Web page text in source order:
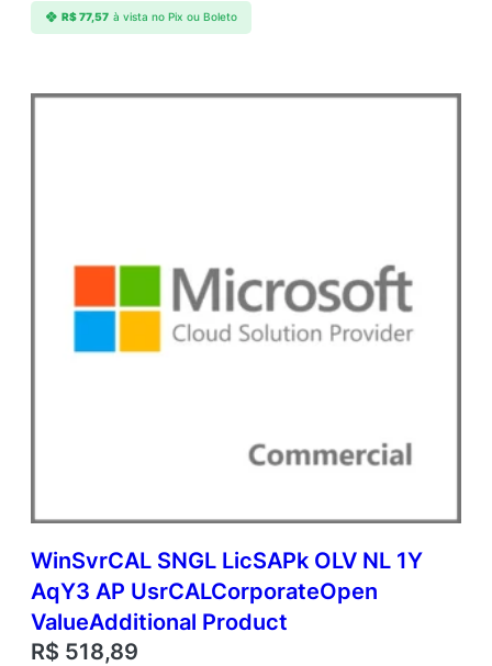
R$77,57 à vista no Pix ou Boleto
WinSvrCAL SNGL LicSAPk OLV NL 1Y
AqY3 AP UsrCALCorporateOpen
ValueAdditional Product
R$ 518,89